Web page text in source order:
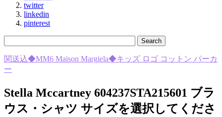
twitter
linkedin
pinterest
関送込◆MM6 Maison Margiela◆キッズ ロゴ コットン パーカ
ー
Stella Mccartney 604237STA215601 ブラ
ウス・シャツ サイズを選択してくださ